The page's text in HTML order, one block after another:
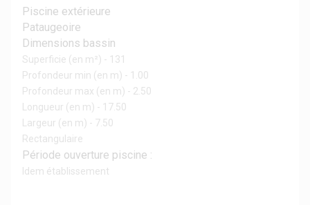
Piscine extérieure
Pataugeoire
Dimensions bassin
Superficie (en m²) - 131
Profondeur min (en m) - 1.00
Profondeur max (en m) - 2.50
Longueur (en m) - 17.50
Largeur (en m) - 7.50
Rectangulaire
Période ouverture piscine :
Idem établissement